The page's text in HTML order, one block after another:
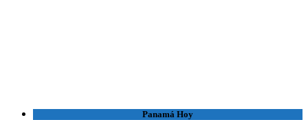
Panamá Hoy